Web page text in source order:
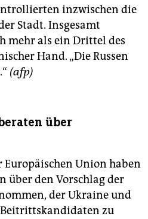
inzwischen die
Stadt. Insgesamt
mehr als ein Drittel des
Hand. „Die Russen
(afp)
über
Union haben
über den Vorschlag der
der Ukraine und
zu